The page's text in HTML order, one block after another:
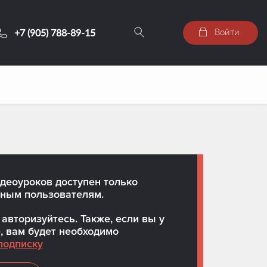
+7 (905) 788-89-15 Войти
доступен только
пользователям.
Также, если вы у
вам будет необходимо